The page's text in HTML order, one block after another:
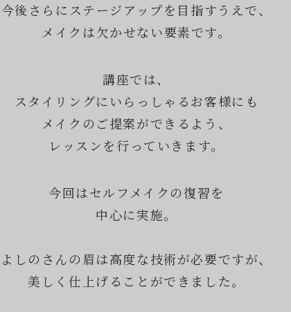
今後さらにステージアップを目指すうえで、
メイクは欠かせない要素です。
講座では、
スタイリングにいらっしゃるお客様にも
メイクのご提案ができるよう、
レッスンを行っていきます。
今回はセルフメイクの復習を
中心に実施。
よしのさんの眉は高度な技術が必要ですが、
美しく仕上げることができました。